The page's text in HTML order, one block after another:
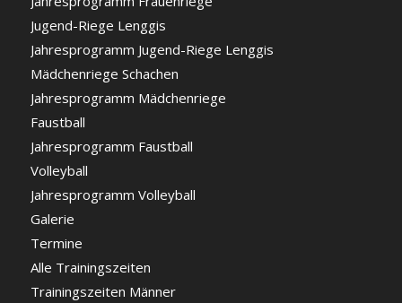
Jugend-Riege Lenggis
Jahresprogramm Jugend-Riege Lenggis
Mädchenriege Schachen
Jahresprogramm Mädchenriege
Faustball
Jahresprogramm Faustball
Volleyball
Jahresprogramm Volleyball
Galerie
Termine
Alle Trainingszeiten
Trainingszeiten Männer